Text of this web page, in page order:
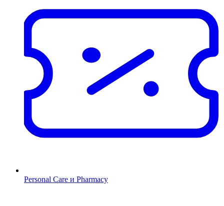
Personal Care и Pharmacy